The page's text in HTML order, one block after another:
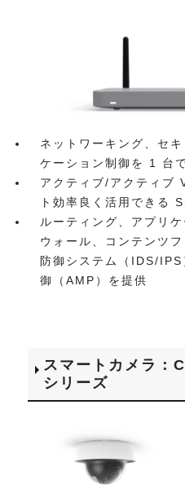
ネットワーキング、セ
ケーション制御を 1 台
アクティブ/アクティブ
ト効率良く活用できる
ルーティング、アプリ
ウォール、コンテンツ
防御システム（IDS/IPS
御（AMP）を提供
スマートカメラ
シリーズ